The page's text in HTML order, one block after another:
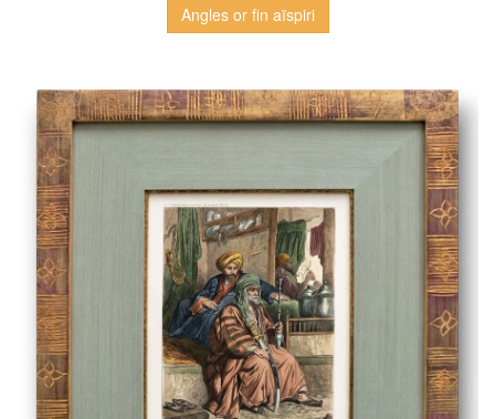
Angles or fin aïspiri